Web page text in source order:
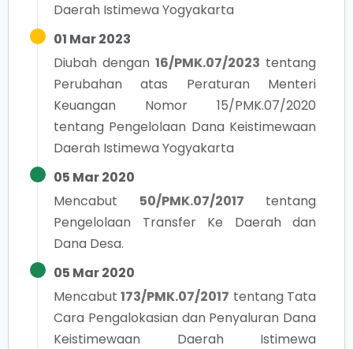
Daerah Istimewa Yogyakarta
01 Mar 2023
Diubah dengan 16/PMK.07/2023 tentang
Perubahan atas Peraturan Menteri
Keuangan Nomor 15/PMK.07/2020
tentang Pengelolaan Dana Keistimewaan
Daerah Istimewa Yogyakarta
05 Mar 2020
Mencabut
50/PMK.07/2017
tentang
Pengelolaan Transfer Ke Daerah dan
Dana Desa.
05 Mar 2020
Mencabut 173/PMK.07/2017 tentang Tata
Cara Pengalokasian dan Penyaluran Dana
Keistimewaan Daerah Istimewa